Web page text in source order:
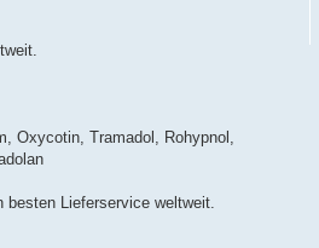
Oxycotin, Tramadol, Rohypnol,
besten Lieferservice weltweit.